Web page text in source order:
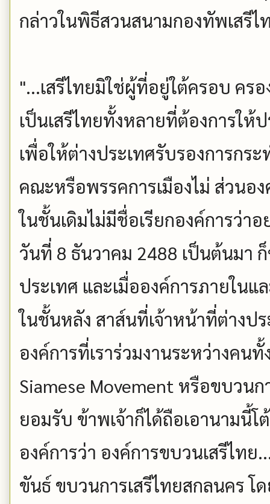
กล่าวในพิธีสวนสนามกองทัพเสรี
"...เสรีไทยมิใช่ผู้ที่อยู่ใต้ครอบ ค
เป็นเสรีไทยทั้งหลายที่ต้องการให้
เพื่อให้ต่างประเทศรับรองการกร
คณะหรือพรรคการเมืองไม่ ส่วนอ
ในชั้นเดิมไม่มีชื่อเรียกองค์การว่า
วันที่ 8 ธันวาคม 2488 เป็นต้นม
ประเทศ และเมื่อองค์การภายใน
ในชั้นหลัง สาส์นที่เจ้าหน้าที่ต่างป
องค์การที่เราร่วมงานระหว่างคน
Siamese Movement หรือขบวน
ยอมรับ ข้าพเจ้าก็ได้ถือเอานามนี้
องค์การว่า องค์การขบวนเสรีไทย
ขันธ์ ขบวนการเสรีไทยสกลนคร